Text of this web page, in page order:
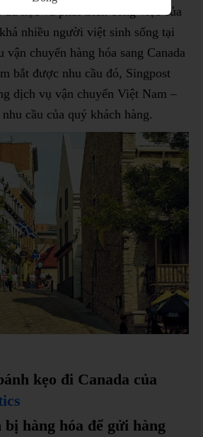
du học và phát triển công việc của
nhiều người việt sinh sống tại
vận chuyển hàng hóa sang Canada
bắt được nhu cầu đó, Singpost
dịch vụ vận chuyển Việt Nam –
cầu của quý khách hàng.
kẹo đi Canada của
hàng hóa để gửi hàng